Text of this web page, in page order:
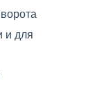
и для